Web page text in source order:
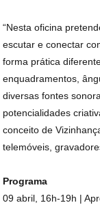
“Nesta oficina
escutar e conectar
forma prática
enquadramentos,
diversas fontes
potencialidades
conceito de
telemóveis,
Programa
09 abril, 16h-19h |